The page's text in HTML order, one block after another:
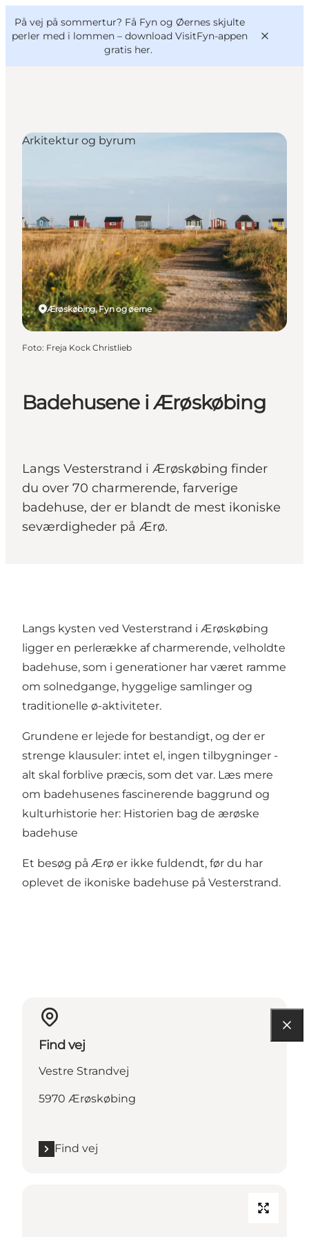
På vej på sommertur? Få Fyn og Øernes skjulte
perler med i lommen – download VisitFyn-appen
gratis her.
Oplevelser
Book lokale oplevelser
VisitFyn
Deutsch
Badehusene i Ærøskøbing
Langs Vesterstrand i Ærøskøbing finder
du over 70 charmerende, farverige
badehuse, der er blandt de mest ikoniske
seværdigheder på Ærø.
Ærøskøbing, Fyn og øerne
Arkitektur og byrum
Foto: Freja Kock Christlieb
Langs kysten ved Vesterstrand i Ærøskøbing
ligger en perlerække af charmerende, velholdte
badehuse, som i generationer har været ramme
om solnedgange, hyggelige samlinger og
traditionelle ø-aktiviteter.
Grundene er lejede for bestandigt, og der er
strenge klausuler: intet el, ingen tilbygninger -
alt skal forblive præcis, som det var. Læs mere
om badehusenes fascinerende baggrund og
kulturhistorie her: Historien bag de ærøske
badehuse
Et besøg på Ærø er ikke fuldendt, før du har
oplevet de ikoniske badehuse på Vesterstrand.
Find vej
Vestre Strandvej
5970 Ærøskøbing
Find vej